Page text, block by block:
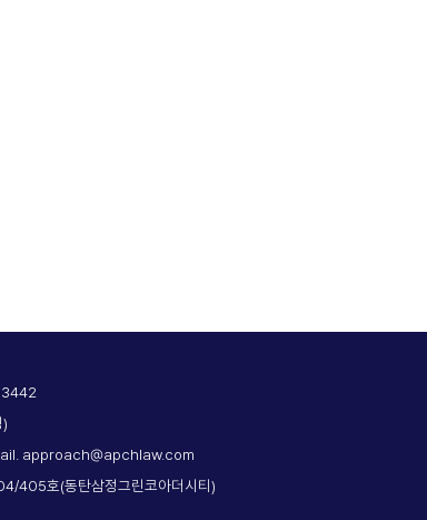
approach@apchlaw.com
405호(동탄삼정그린코아더시티)